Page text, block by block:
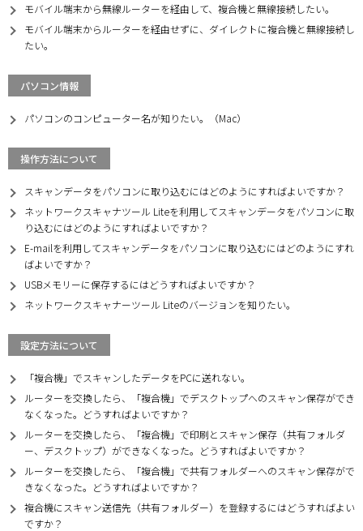
モバイル端末から無線ルーターを経由して、複合機と無線接続したい。
モバイル端末からルーターを経由せずに、ダイレクトに複合機と無線接続し
たい。
パソコン情報
パソコンのコンピューター名が知りたい。（Mac）
操作方法について
スキャンデータをパソコンに取り込むにはどのようにすればよいですか？
ネットワークスキャナツール Liteを利用してスキャンデータをパソコンに取
り込むにはどのようにすればよいですか？
E-mailを利用してスキャンデータをパソコンに取り込むにはどのようにすれ
ばよいですか？
USBメモリーに保存するにはどうすればよいですか？
ネットワークスキャナーツール Liteのバージョンを知りたい。
設定方法について
「複合機」でスキャンしたデータをPCに送れない。
ルーターを交換したら、「複合機」でデスクトップへのスキャン保存ができ
なくなった。どうすればよいですか？
ルーターを交換したら、「複合機」で印刷とスキャン保存（共有フォルダ
ー、デスクトップ）ができなくなった。どうすればよいですか？
ルーターを交換したら、「複合機」で共有フォルダーへのスキャン保存がで
きなくなった。どうすればよいですか？
複合機にスキャン送信先（共有フォルダー）を登録するにはどうすればよい
ですか？